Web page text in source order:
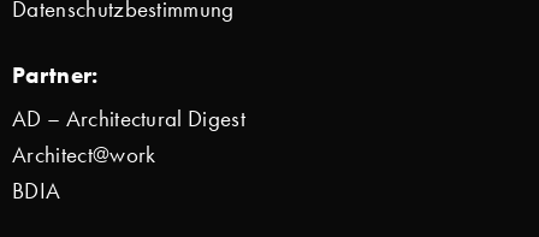
Datenschutzbestimmung
Partner:
AD – Architectural Digest
Architect@work
BDIA